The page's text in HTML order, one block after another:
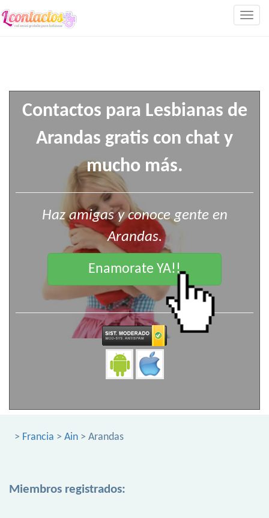
Contactos para Lesbianas de
Arandas gratis con chat y
mucho más.
Haz amigas y conoce gente en
Arandas.
Enamorate YA!!
> Francia > Ain > Arandas
Miembros registrados: